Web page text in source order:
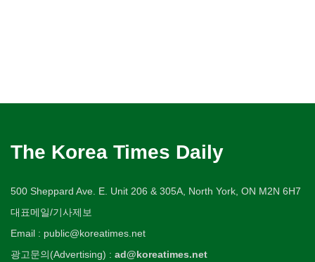
The Korea Times Daily
500 Sheppard Ave. E. Unit 206 & 305A, North York, ON M2N 6H7
대표메일/기사제보
Email : public@koreatimes.net
광고문의(Advertising) : ad@koreatimes.net